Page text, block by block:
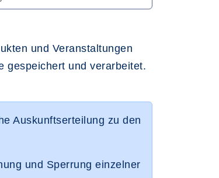
und Veranstaltungen
gespeichert und verarbeitet.
Auskunftserteilung zu den
und Sperrung einzelner